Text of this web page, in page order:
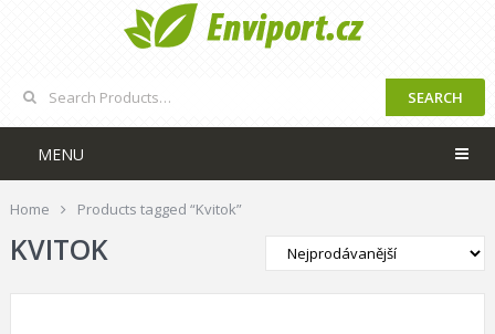
SEARCH
MENU
Home Products tagged “Kvitok”
KVITOK